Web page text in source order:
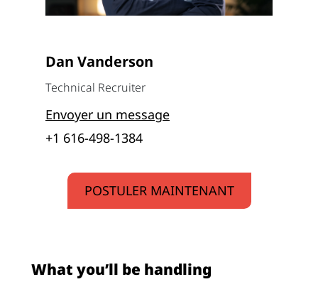
Dan Vanderson
Technical Recruiter
Envoyer un message
+1 616-498-1384
POSTULER MAINTENANT
What you’ll be handling